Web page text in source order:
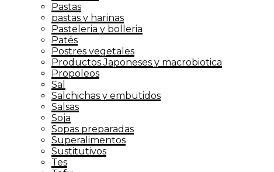
Pastas
pastas y harinas
Pasteleria y bolleria
Patés
Postres vegetales
Productos Japoneses y macrobiotica
Propoleos
Sal
Salchichas y embutidos
Salsas
Soja
Sopas preparadas
Superalimentos
Sustitutivos
Tes